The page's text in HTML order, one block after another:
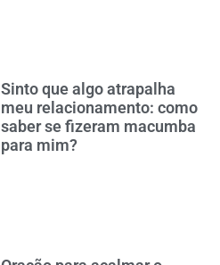
Sinto que algo atrapalha
meu relacionamento: como
saber se fizeram macumba
para mim?